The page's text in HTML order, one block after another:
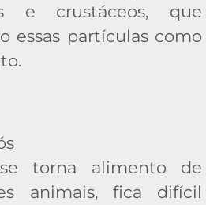
e crustáceos, que
essas partículas como
torna alimento de
animais, fica difícil